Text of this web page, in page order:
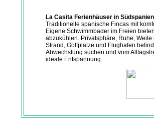
La Casita Ferienhäuser in Südspanien
Traditionelle spanische Fincas mit
Eigene Schwimmbäder im Freien
abzukühlen. Privatsphäre, Ruhe,
Strand, Golfplätze und Flughafen
Abwechslung suchen und vom
ideale Entspannung.